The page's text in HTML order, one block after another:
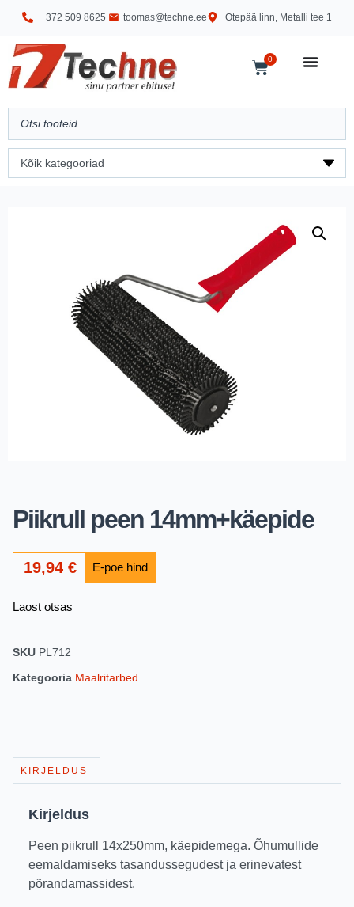
+372 509 8625 toomas@techne.ee Otepää linn, Metalli tee 1
0
Piikrull peen 14mm+käepide
19,94€
Laost otsas
SKU PL712
Kategooria Maalritarbed
KIRJELDUS
Kirjeldus
Peen piikrull 14x250mm, käepidemega. Õhumullide
eemaldamiseks tasandussegudest ja erinevatest
põrandamassidest.